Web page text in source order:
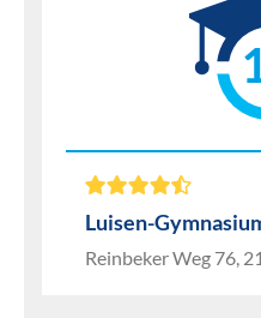
Luisen-
Reinbeker Weg 76,